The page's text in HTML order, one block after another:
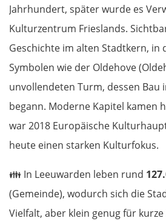
Jahrhundert, später wurde es
Kulturzentrum Frieslands.
Geschichte im alten Stadtkern, in
Symbolen wie der Oldehove
unvollendeten Turm, dessen Bau
begann. Moderne Kapitel kamen
war 2018 Europäische
heute einen starken Kulturfokus.
👪 In Leeuwarden leben rund
(Gemeinde), wodurch sich die
Vielfalt, aber klein genug für